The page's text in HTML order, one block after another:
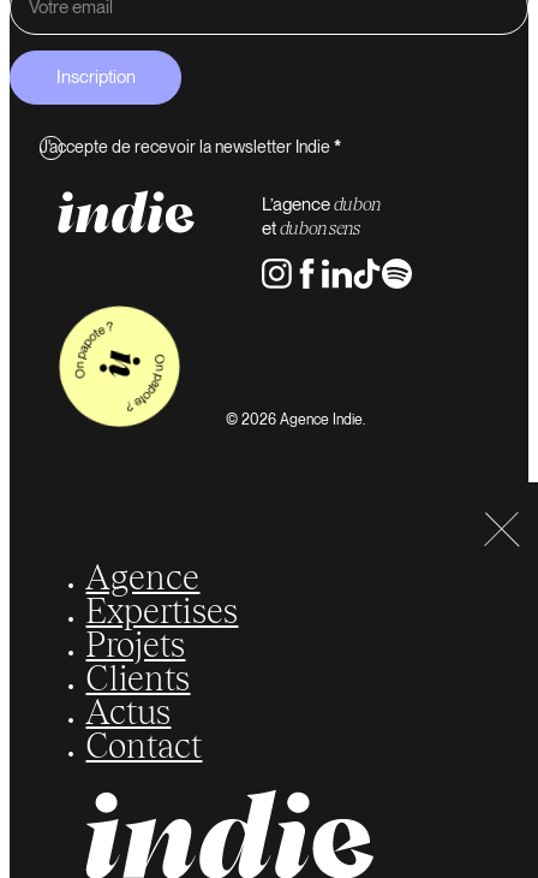
Inscription
J'accepte de recevoir la newsletter Indie *
L’agencedu bon
etdu bon sens
© 2026 Agence Indie.
Agence
Expertises
Projets
Clients
Actus
Contact